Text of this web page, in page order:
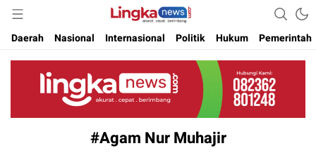
Lingkanews
Akurat. Cepat & Berimbang
Daerah
Nasional Internasional Politik Hukum Pemerintah
#Agam Nur Muhajir